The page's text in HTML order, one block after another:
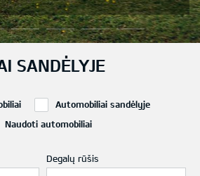
SANDĖLYJE
Automobiliai sandėlyje
Naudoti automobiliai
Degalų rūšis